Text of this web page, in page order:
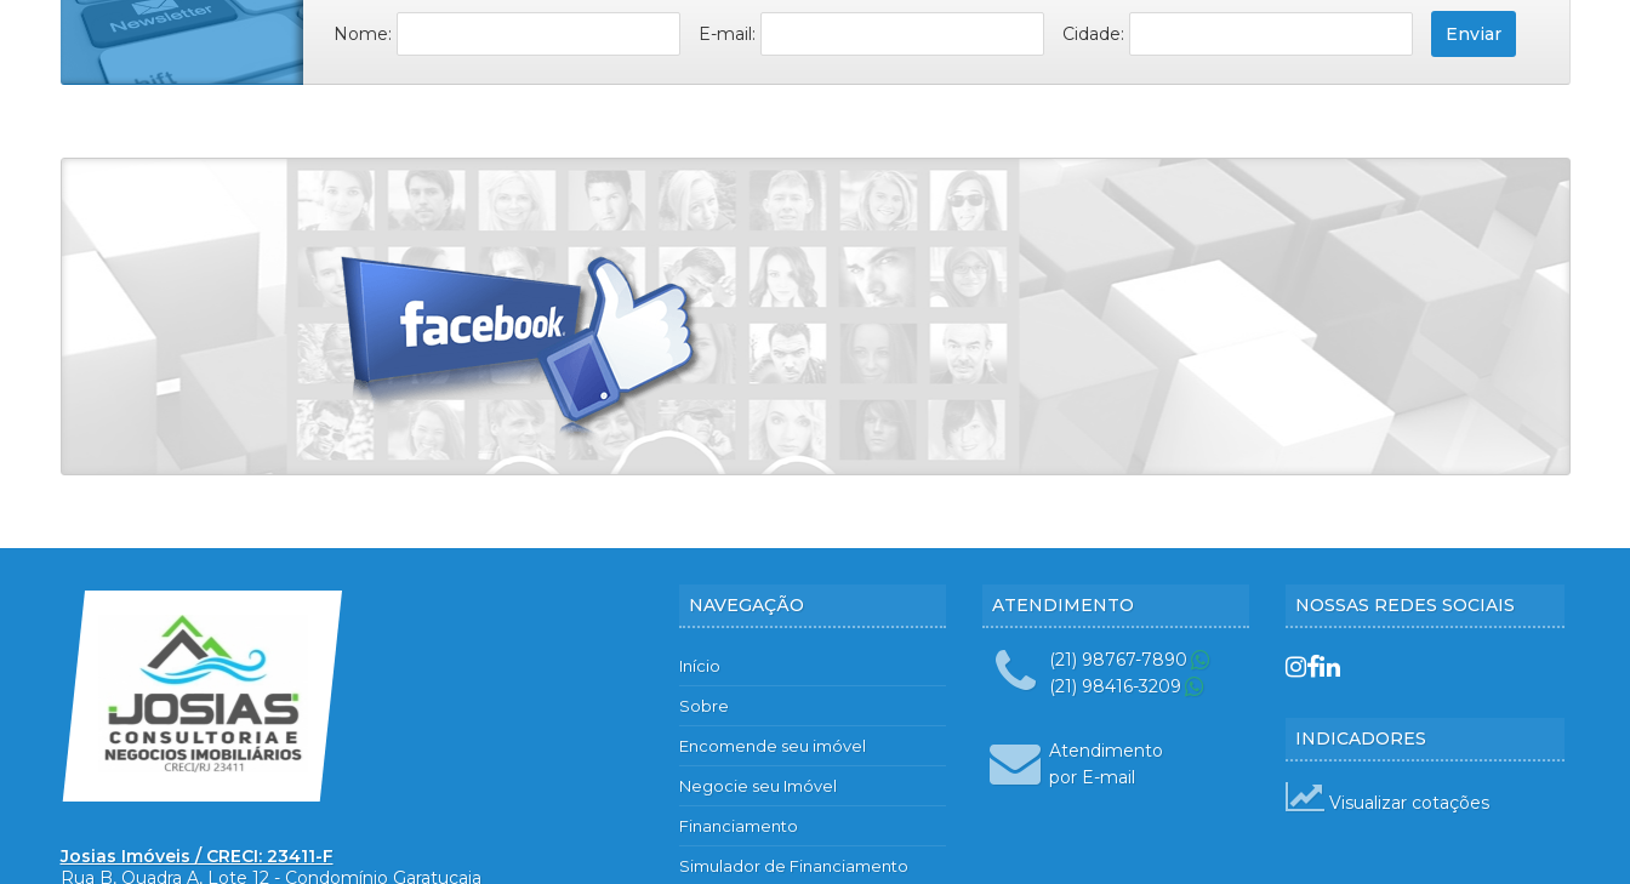
Nome: E-mail: Cidade:
Josias Imóveis / CRECI: 23411-F
Rua B, Quadra A, Lote 12 - Condomínio Garatucaia
NAVEGAÇÃO
Início
Sobre
Encomende seu imóvel
Negocie seu Imóvel
Financiamento
Simulador de Financiamento
ATENDIMENTO
(21) 98767-7890
(21) 98416-3209
Atendimento
por E-mail
NOSSAS REDES SOCIAIS
INDICADORES
Visualizar cotações